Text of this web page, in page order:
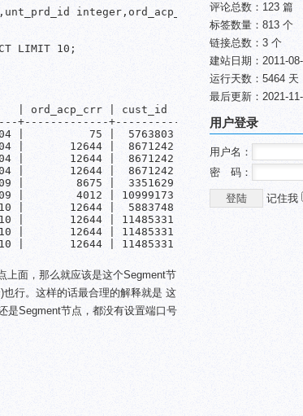
integer,ord_acp_dtm timestamp
LIMIT 10;
| ord_acp_crr | cust_id
+-------------+----------
|          75 |  5763803
|       12644 |  8671242
|       12644 |  8671242
|       12644 |  8671242
|        8675 |  3351629
|        4012 | 10999173
|       12644 |  5883748
|       12644 | 11485331
|       12644 | 11485331
|       12644 | 11485331
上面，那么就应该是这个Segment节
行。这样的话最合理的解释就是 这
是Segment节点，都没有设置端口号
评论总数：123 篇
标签数量：813 个
链接总数：3 个
建站日期：2011-
运行天数：5464 天
最后更新：2021-
用户登录
用户名：
密 码：
记住我